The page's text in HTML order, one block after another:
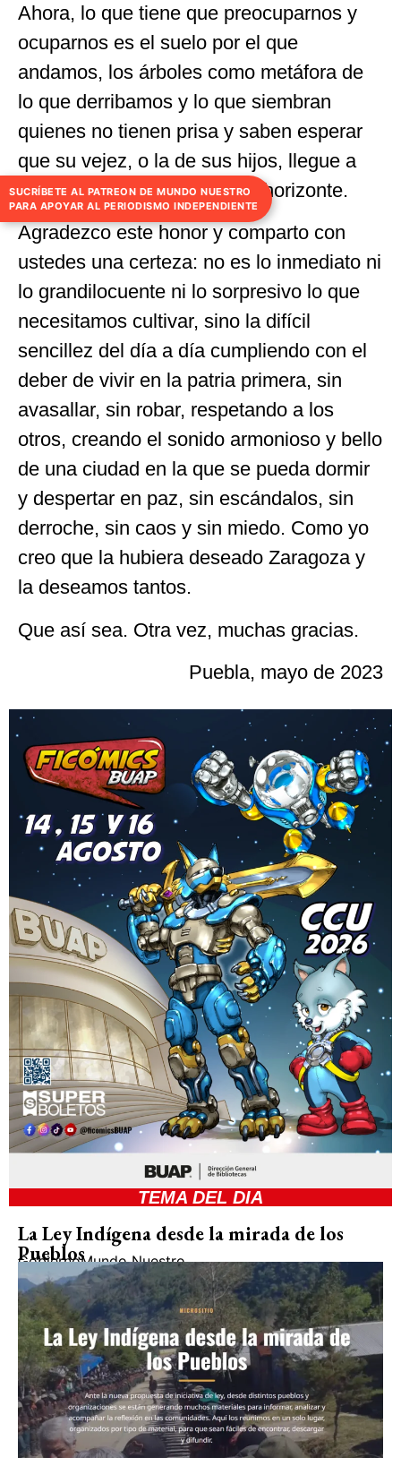
Ahora, lo que tiene que preocuparnos y
ocuparnos es el suelo por el que
andamos, los árboles como metáfora de
lo que derribamos y lo que siembran
quienes no tienen prisa y saben esperar
que su vejez, o la de sus hijos, llegue a
verlos tocando el cielo en el horizonte.
Agradezco este honor y comparto con
ustedes una certeza: no es lo inmediato ni
lo grandilocuente ni lo sorpresivo lo que
necesitamos cultivar, sino la difícil
sencillez del día a día cumpliendo con el
deber de vivir en la patria primera, sin
avasallar, sin robar, respetando a los
otros, creando el sonido armonioso y bello
de una ciudad en la que se pueda dormir
y despertar en paz, sin escándalos, sin
derroche, sin caos y sin miedo. Como yo
creo que la hubiera deseado Zaragoza y
la deseamos tantos.
Que así sea. Otra vez, muchas gracias.
Puebla, mayo de 2023
TEMA DEL DIA
La Ley Indígena desde la mirada de los
Pueblos
GobiernoMundo Nuestro
SUCRÍBETE AL PATREON DE MUNDO NUESTRO
PARA APOYAR AL PERIODISMO INDEPENDIENTE